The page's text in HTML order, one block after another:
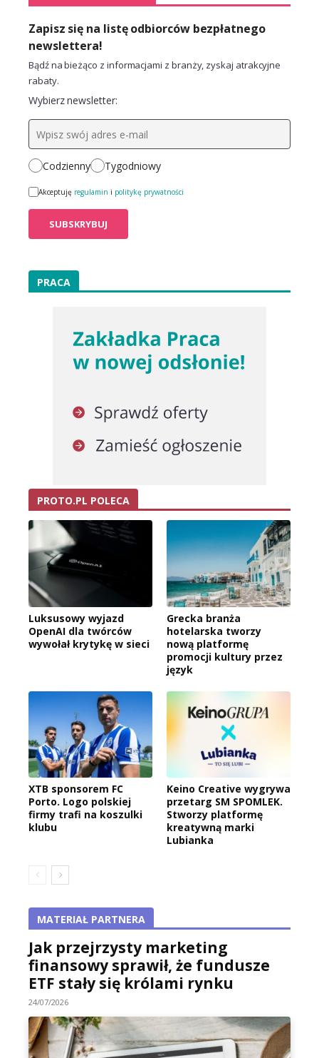
Zapisz się na listę odbiorców bezpłatnego
newslettera!
Bądź na bieżąco z informacjami z branży, zyskaj atrakcyjne
rabaty.
Wybierz newsletter:
Codzienny Tygodniowy
Akceptuję regulamin i politykę prywatności
PRACA
PROTO.PL POLECA
Luksusowy wyjazd
OpenAI dla twórców
wywołał krytykę w sieci
Grecka branża
hotelarska tworzy
nową platformę
promocji kultury przez
język
XTB sponsorem FC
Porto. Logo polskiej
firmy trafi na koszulki
klubu
Keino Creative wygrywa
przetarg SM SPOMLEK.
Stworzy platformę
kreatywną marki
Lubianka
MATERIAŁ PARTNERA
Jak przejrzysty marketing
finansowy sprawił, że fundusze
ETF stały się królami rynku
24/07/2026